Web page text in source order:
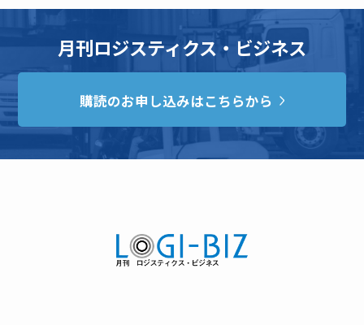
月刊ロジスティクス・ビジネス
購読のお申し込みはこちらから